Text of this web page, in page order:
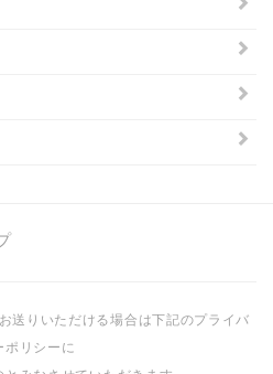
送りいただける場合は下記のプライバ
ポリシーに